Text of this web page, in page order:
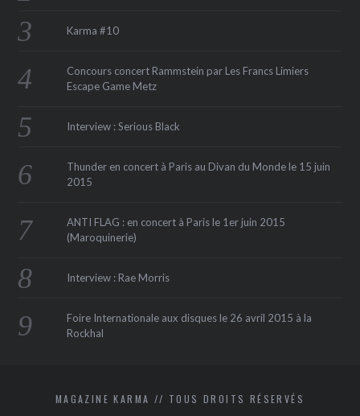
Karma #10
Concours concert Rammstein par Les Francs Limiers
Escape Game Metz
Interview : Serious Black
Thunder en concert à Paris au Divan du Monde le 15 juin
2015
ANTI FLAG : en concert à Paris le 1er juin 2015
(Maroquinerie‏)
Interview : Rae Morris
Foire Internationale aux disques le 26 avril 2015 à la
Rockhal
MAGAZINE KARMA // TOUS DROITS RÉSERVÉS